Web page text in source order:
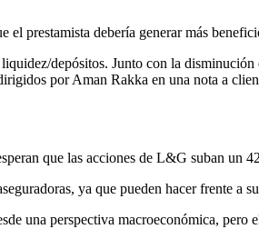
prestamista debería generar más
depósitos. Junto con la
por Aman Rakka en una nota a
que las acciones de L&G suban un
ya que pueden hacer frente a
una perspectiva macroeconómica,